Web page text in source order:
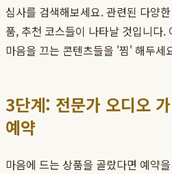
심사를 검색해보세요. 관련된 다양
품, 추천 코스들이 나타날 것입니다.
마음을 끄는 콘텐츠들을 '찜' 해두세
3단계: 전문가 오디오
예약
마음에 드는 상품을 골랐다면 예약